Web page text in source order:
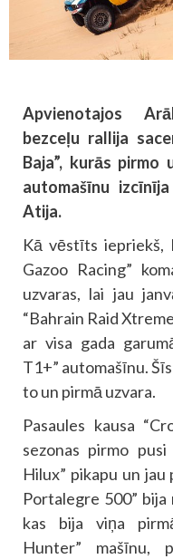
Apvienotajos
bezceļu rallija
Baja”, kurās pirmo
automašīnu
Atija.
Kā vēstīts iepriekš,
Gazoo Racing”
uzvaras, lai jau
“Bahrain Raid
ar visa gada
T1+” automašīnu.
to un pirmā uzvara.
Pasaules kausa
sezonas pirmo
Hilux” pikapu un jau
Portalegre 500”
kas bija viņa
Hunter” mašīnu,